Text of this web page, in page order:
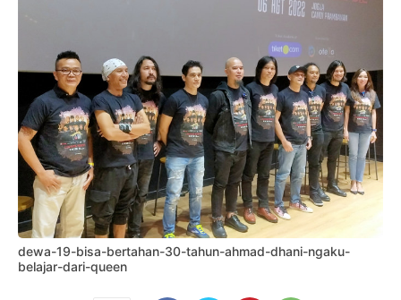
dewa-19-bisa-bertahan-30-tahun-ahmad-dhani-ngaku-
belajar-dari-queen